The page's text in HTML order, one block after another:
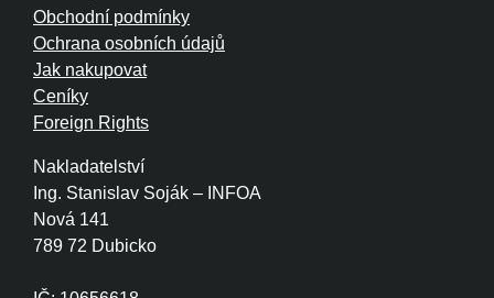
Nakladatelství
Ing. Stanislav Soják – INFOA
Nová 141
789 72 Dubicko
Obchodní podmínky
Ochrana osobních údajů
Jak nakupovat
Ceníky
Foreign Rights